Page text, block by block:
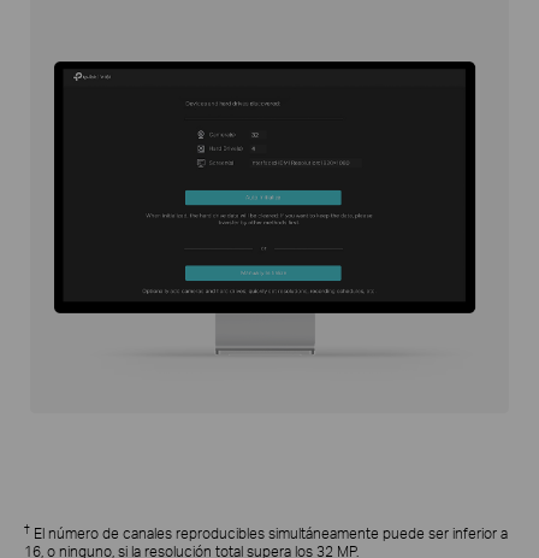
† El número de canales reproducibles simultáneamente puede ser inferior a
16, o ninguno, si la resolución total supera los 32 MP.